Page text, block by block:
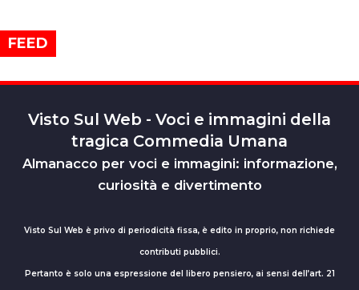
FEED
Visto Sul Web - Voci e immagini della
tragica Commedia Umana
Almanacco per voci e immagini: informazione,
curiosità e divertimento
Visto Sul Web è privo di periodicità fissa, è edito in proprio, non richiede
contributi pubblici.
Pertanto è solo una espressione del libero pensiero, ai sensi dell’art. 21